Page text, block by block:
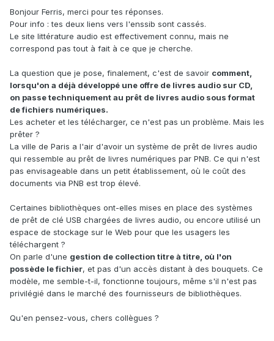
Bonjour Ferris, merci pour tes réponses.
Pour info : tes deux liens vers l'enssib sont cassés.
Le site littérature audio est effectivement connu, mais ne
correspond pas tout à fait à ce que je cherche.
La question que je pose, finalement, c'est de savoir comment,
lorsqu'on a déjà développé une offre de livres audio sur CD,
on passe techniquement au prêt de livres audio sous format
de fichiers numériques.
Les acheter et les télécharger, ce n'est pas un problème. Mais les
prêter ?
La ville de Paris a l'air d'avoir un système de prêt de livres audio
qui ressemble au prêt de livres numériques par PNB. Ce qui n'est
pas envisageable dans un petit établissement, où le coût des
documents via PNB est trop élevé.
Certaines bibliothèques ont-elles mises en place des systèmes
de prêt de clé USB chargées de livres audio, ou encore utilisé un
espace de stockage sur le Web pour que les usagers les
téléchargent ?
On parle d'une gestion de collection titre à titre, où l'on
possède le fichier, et pas d'un accès distant à des bouquets. Ce
modèle, me semble-t-il, fonctionne toujours, même s'il n'est pas
privilégié dans le marché des fournisseurs de bibliothèques.
Qu'en pensez-vous, chers collègues ?